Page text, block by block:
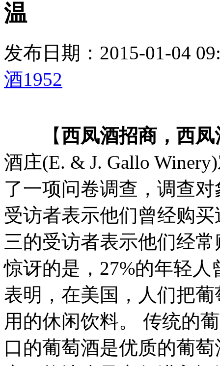
温
发布日期：2015-01-04
酒1952
【西凤酒招商，西凤
酒庄(E. & J. Gallo
了一项问卷调查，调查
受访者表示他们曾经购
三的受访者表示他们经
惊讶的是，27%的年轻
表明，在美国，人们把
用的休闲饮料。 传统的
口的葡萄酒是优质的葡